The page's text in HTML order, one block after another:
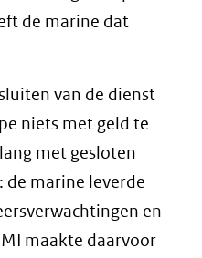
de marine dat
van de dienst
niets met geld te
met gesloten
de marine leverde
en
maakte daarvoor